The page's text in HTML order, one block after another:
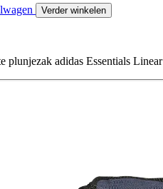
Verder winkelen
plunjezak adidas Essentials Linear